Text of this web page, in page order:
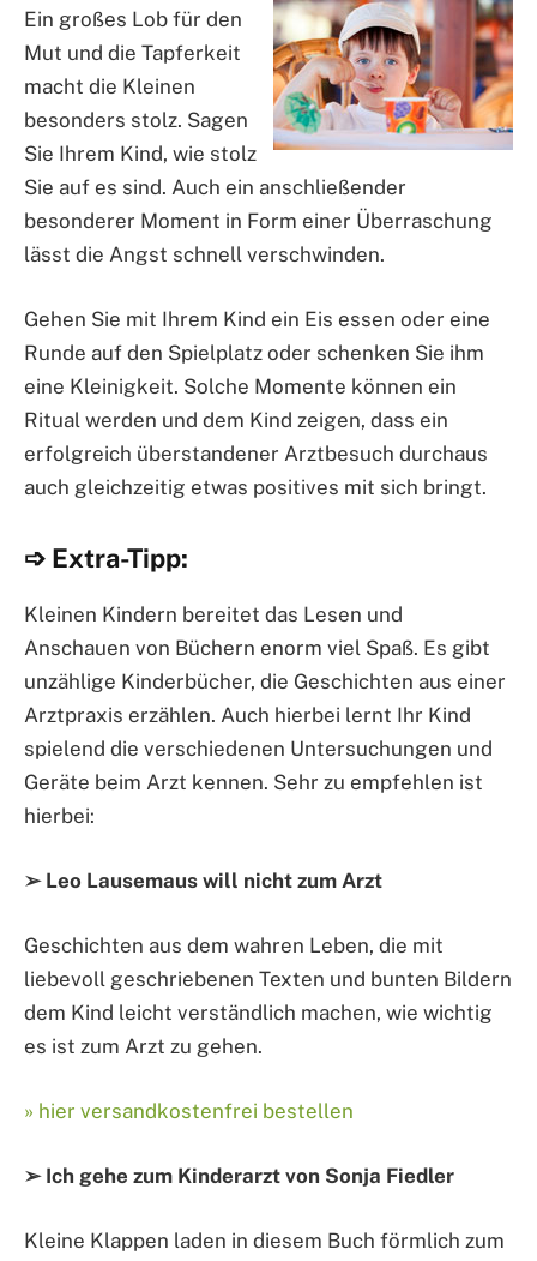
Ein großes Lob für den
Mut und die Tapferkeit
macht die Kleinen
besonders stolz. Sagen
Sie Ihrem Kind, wie stolz
Sie auf es sind. Auch ein anschließender
besonderer Moment in Form einer Überraschung
lässt die Angst schnell verschwinden.
Gehen Sie mit Ihrem Kind ein Eis essen oder eine
Runde auf den Spielplatz oder schenken Sie ihm
eine Kleinigkeit. Solche Momente können ein
Ritual werden und dem Kind zeigen, dass ein
erfolgreich überstandener Arztbesuch durchaus
auch gleichzeitig etwas positives mit sich bringt.
➩ Extra-Tipp:
Kleinen Kindern bereitet das Lesen und
Anschauen von Büchern enorm viel Spaß. Es gibt
unzählige Kinderbücher, die Geschichten aus einer
Arztpraxis erzählen. Auch hierbei lernt Ihr Kind
spielend die verschiedenen Untersuchungen und
Geräte beim Arzt kennen. Sehr zu empfehlen ist
hierbei:
➢ Leo Lausemaus will nicht zum Arzt
Geschichten aus dem wahren Leben, die mit
liebevoll geschriebenen Texten und bunten Bildern
dem Kind leicht verständlich machen, wie wichtig
es ist zum Arzt zu gehen.
» hier versandkostenfrei bestellen
➢ Ich gehe zum Kinderarzt von Sonja Fiedler
Kleine Klappen laden in diesem Buch förmlich zum